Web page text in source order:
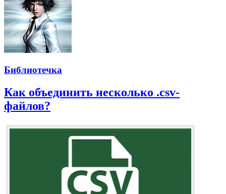
Библиотечка
Как объединить несколько .csv-
файлов?